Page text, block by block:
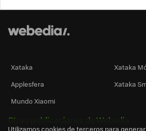
Xataka
Xataka
Applesfera
Xataka
Mundo Xiaomi
Otras publicaciones de Webedia
Utilizamos cookies de terceros para